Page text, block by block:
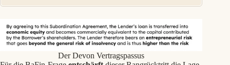
Der Devon Vertragspassus